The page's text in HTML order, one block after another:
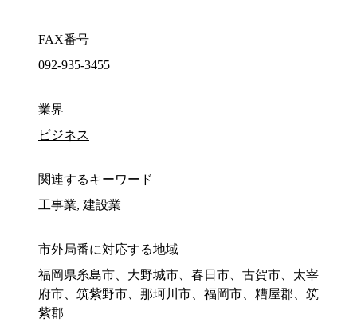
FAX番号
092-935-3455
業界
ビジネス
関連するキーワード
工事業, 建設業
市外局番に対応する地域
福岡県糸島市、大野城市、春日市、古賀市、太宰
府市、筑紫野市、那珂川市、福岡市、糟屋郡、筑
紫郡